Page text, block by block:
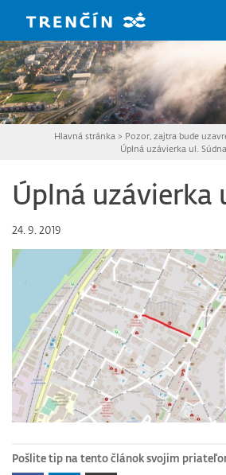
Hlavná stránka > Pozor, zajtra bude
Úplná uzávierka ul. Súdna
Úplná uzávierka
24. 9. 2019
Pošlite tip na tento článok svojim